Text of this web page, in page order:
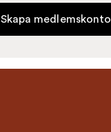
Skapa medlemskonto